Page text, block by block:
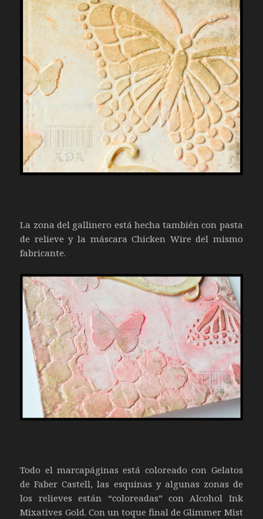
La zona del gallinero está hecha también con pasta
de relieve y la máscara Chicken Wire del mismo
fabricante.
Todo el marcapáginas está coloreado con Gelatos
de Faber Castell, las esquinas y algunas zonas de
los relieves están “coloreadas” con Alcohol Ink
Mixatives Gold. Con un toque final de Glimmer Mist